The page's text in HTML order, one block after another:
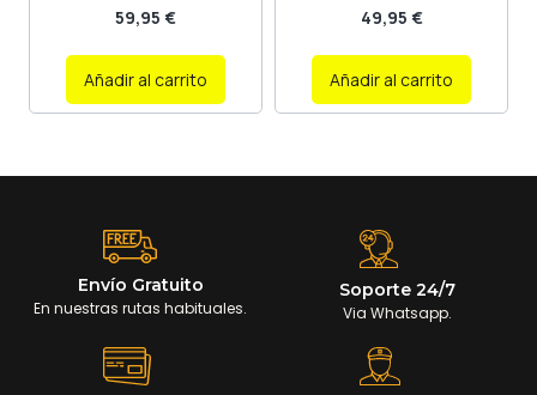
59,95 €
Añadir al carrito
49,95 €
Añadir al carrito
Envío Gratuito
En nuestras rutas habituales.
Soporte 24/7
Via Whatsapp.